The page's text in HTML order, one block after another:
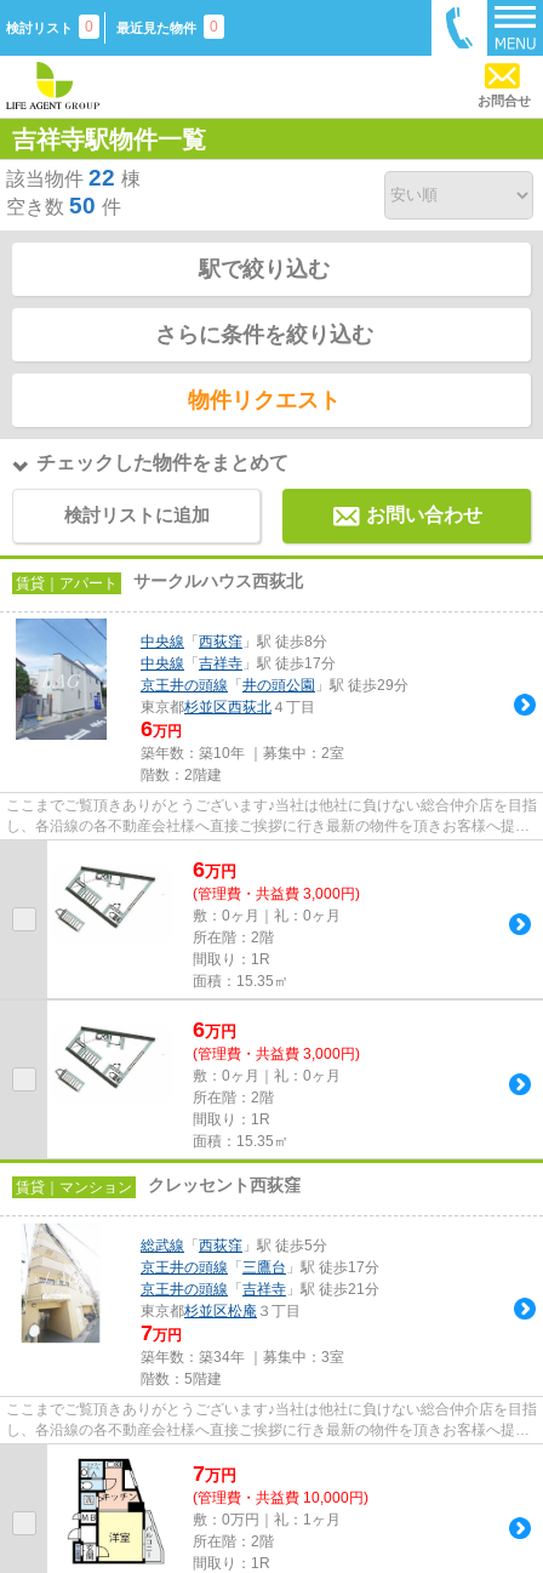
検討リスト 0 最近見た物件 0
お問合せ
吉祥寺駅物件一覧
該当物件 22 棟
空き数 50 件
駅で絞り込む
さらに条件を絞り込む
物件リクエスト
チェックした物件をまとめて
検討リストに追加 お問い合わせ
賃貸｜アパート サークルハウス西荻北
中央線 「 西荻窪 」駅 徒歩8分
中央線 「 吉祥寺 」駅 徒歩17分
京王井の頭線 「 井の頭公園 」駅 徒歩29分
東京都杉並区西荻北 ４丁目
6万円
築年数：築10年 ｜募集中： 2室
階数：2階建
ここまでご覧頂きありがとうございます♪当社は他社に負けない総合仲介店を目指
し、各沿線の各不動産会社様へ直接ご挨拶に行き最新の物件を頂きお客様へ提供
6万円
(管理費・共益費 3,000円)
敷：0ヶ月｜礼：0ヶ月
所在階：2階
間取り：1R
面積：15.35㎡
6万円
(管理費・共益費 3,000円)
敷：0ヶ月｜礼：0ヶ月
所在階：2階
間取り：1R
面積：15.35㎡
賃貸｜マンション クレッセント西荻窪
総武線 「 西荻窪 」駅 徒歩5分
京王井の頭線 「 三鷹台 」駅 徒歩17分
京王井の頭線 「 吉祥寺 」駅 徒歩21分
東京都杉並区松庵 ３丁目
7万円
築年数：築34年 ｜募集中： 3室
階数：5階建
ここまでご覧頂きありがとうございます♪当社は他社に負けない総合仲介店を目指
し、各沿線の各不動産会社様へ直接ご挨拶に行き最新の物件を頂きお客様へ提供
7万円
(管理費・共益費 10,000円)
敷：0万円｜礼：1ヶ月
所在階：2階
間取り：1R